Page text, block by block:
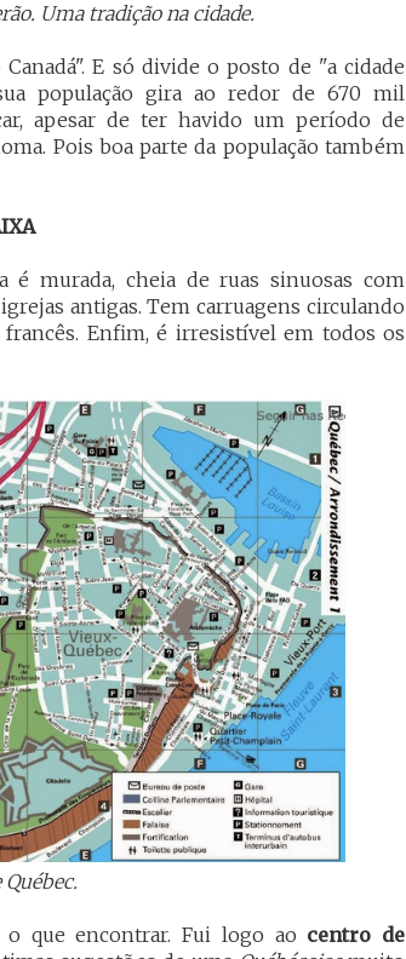
Uma tradição na cidade.
E só divide o posto de "a cidade
população gira ao redor de 670 mil
apesar de ter havido um período de
Pois boa parte da população também
é murada, cheia de ruas sinuosas com
antigas. Tem carruagens circulando
Enfim, é irresistível em todos os
o que encontrar. Fui logo ao centro de